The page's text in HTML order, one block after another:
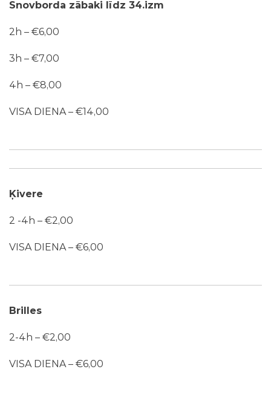
Snovborda zābaki līdz 34.izm
2h – €6,00
3h – €7,00
4h – €8,00
VISA DIENA – €14,00
Ķivere
2 -4h – €2,00
VISA DIENA – €6,00
Brilles
2-4h – €2,00
VISA DIENA – €6,00